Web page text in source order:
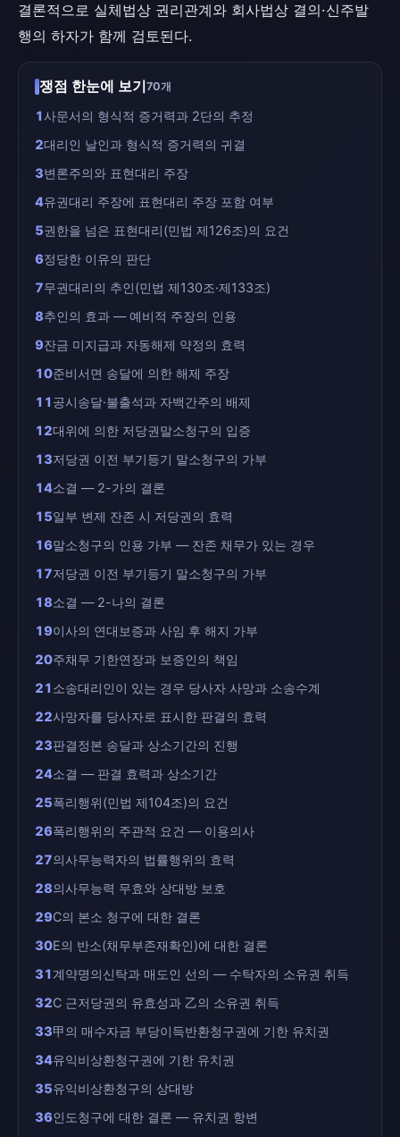
결론적으로 실체법상 권리관계와 회사법상 결의·신주발
행의 하자가 함께 검토된다.
쟁점 한눈에 보기70개
1사문서의 형식적 증거력과 2단의 추정
2대리인 날인과 형식적 증거력의 귀결
3변론주의와 표현대리 주장
4유권대리 주장에 표현대리 주장 포함 여부
5권한을 넘은 표현대리(민법 제126조)의 요건
6정당한 이유의 판단
7무권대리의 추인(민법 제130조·제133조)
8추인의 효과 — 예비적 주장의 인용
9잔금 미지급과 자동해제 약정의 효력
10준비서면 송달에 의한 해제 주장
11공시송달·불출석과 자백간주의 배제
12대위에 의한 저당권말소청구의 입증
13저당권 이전 부기등기 말소청구의 가부
14소결 — 2-가의 결론
15일부 변제 잔존 시 저당권의 효력
16말소청구의 인용 가부 — 잔존 채무가 있는 경우
17저당권 이전 부기등기 말소청구의 가부
18소결 — 2-나의 결론
19이사의 연대보증과 사임 후 해지 가부
20주채무 기한연장과 보증인의 책임
21소송대리인이 있는 경우 당사자 사망과 소송수계
22사망자를 당사자로 표시한 판결의 효력
23판결정본 송달과 상소기간의 진행
24소결 — 판결 효력과 상소기간
25폭리행위(민법 제104조)의 요건
26폭리행위의 주관적 요건 — 이용의사
27의사무능력자의 법률행위의 효력
28의사무능력 무효와 상대방 보호
29C의 본소 청구에 대한 결론
30E의 반소(채무부존재확인)에 대한 결론
31계약명의신탁과 매도인 선의 — 수탁자의 소유권 취득
32C 근저당권의 유효성과 乙의 소유권 취득
33甲의 매수자금 부당이득반환청구권에 기한 유치권
34유익비상환청구권에 기한 유치권
35유익비상환청구의 상대방
36인도청구에 대한 결론 — 유치권 항변